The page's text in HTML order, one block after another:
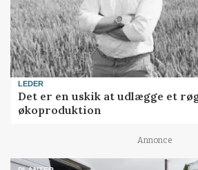
LEDER
Det er en uskik at udlægge et
økoproduktion
Annonce